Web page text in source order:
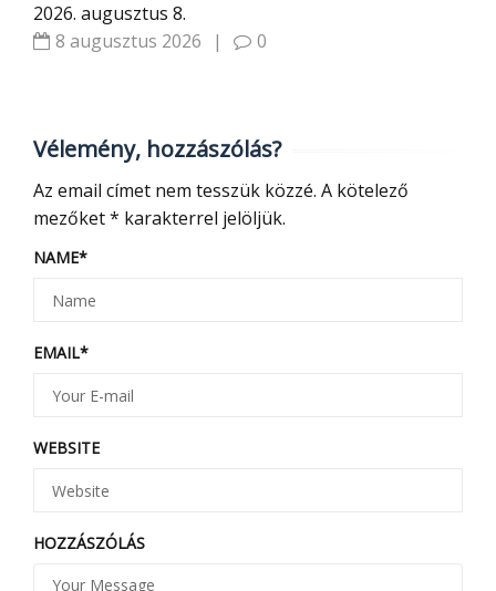
2026. augusztus 8.
8 augusztus 2026
| 0
Vélemény, hozzászólás?
Az email címet nem tesszük közzé. A kötelező
mezőket* karakterrel jelöljük.
NAME*
EMAIL*
WEBSITE
HOZZÁSZÓLÁS